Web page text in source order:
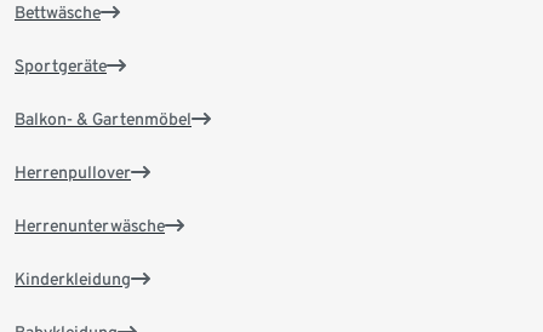
Bettwäsche
Sportgeräte
Balkon- & Gartenmöbel
Herrenpullover
Herrenunterwäsche
Kinderkleidung